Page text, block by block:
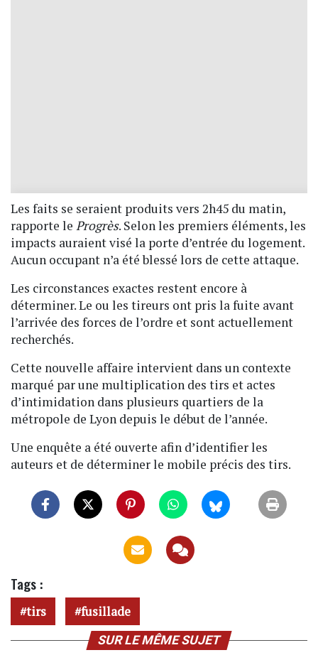
Les faits se seraient produits vers 2h45 du matin,
rapporte le Progrès. Selon les premiers éléments, les
impacts auraient visé la porte d’entrée du logement.
Aucun occupant n’a été blessé lors de cette attaque.
Les circonstances exactes restent encore à
déterminer. Le ou les tireurs ont pris la fuite avant
l’arrivée des forces de l’ordre et sont actuellement
recherchés.
Cette nouvelle affaire intervient dans un contexte
marqué par une multiplication des tirs et actes
d’intimidation dans plusieurs quartiers de la
métropole de Lyon depuis le début de l’année.
Une enquête a été ouverte afin d’identifier les
auteurs et de déterminer le mobile précis des tirs.
Tags :
tirs fusillade
SUR LE MÊME SUJET